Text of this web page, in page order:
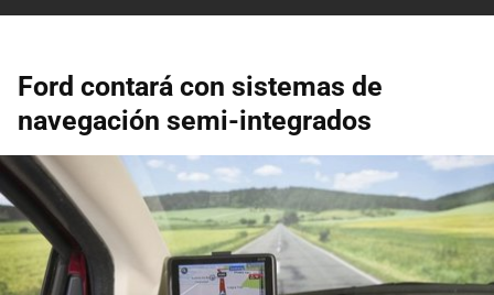
Ford contará con sistemas de
navegación semi-integrados